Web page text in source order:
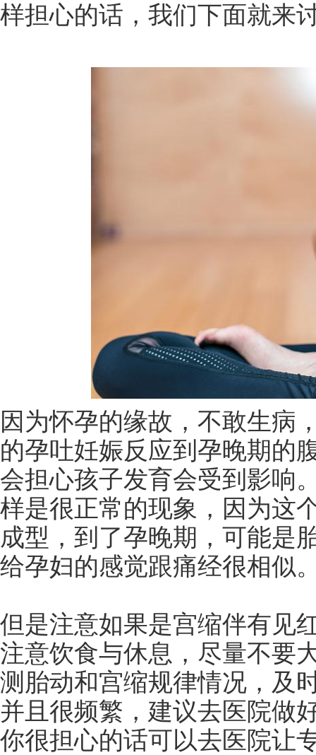
样担心的话，我们下面就来
因为怀孕的缘故，不敢生病
的孕吐妊娠反应到孕晚期的
会担心孩子发育会受到影响
样是很正常的现象，因为这
成型，到了孕晚期，可能是
给孕妇的感觉跟痛经很相似
但是注意如果是宫缩伴有见
注意饮食与休息，尽量不要
测胎动和宫缩规律情况，及
并且很频繁，建议去医院做
你很担心的话可以去医院让